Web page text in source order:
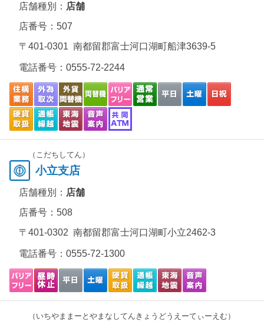
店舗種別： 店舗
店番号：507
〒401-0301 南都留郡富士河口湖町船津3639-5
電話番号： 0555-72-2244
（こだちしてん）
小立支店
店舗種別： 店舗
店番号：508
〒401-0302 南都留郡富士河口湖町小立2462-3
電話番号： 0555-72-1300
（いちやままーとやまなしてんきょうどうえーてぃーえむ）